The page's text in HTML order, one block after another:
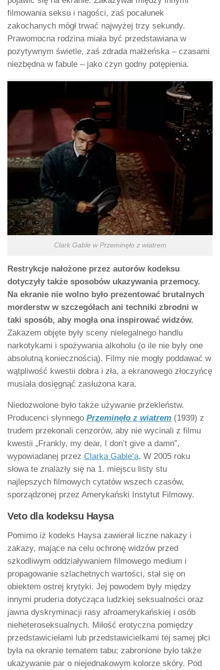
filmowania seksu i nagości, zaś pocałunek
zakochanych mógł trwać najwyżej trzy sekundy.
Prawomocna rodzina miała być przedstawiana w
pozytywnym świetle, zaś zdrada małżeńska – czasami
niezbędna w fabule – jako czyn godny potępienia.
Clark Gable w Przeminęło z wiatrem
Restrykcje nałożone przez autorów kodeksu
dotyczyły także sposobów ukazywania przemocy.
Na ekranie nie wolno było prezentować brutalnych
morderstw w szczegółach ani techniki zbrodni w
taki sposób, aby mogła ona inspirować widzów.
Zakazem objęte były sceny nielegalnego handlu
narkotykami i spożywania alkoholu (o ile nie były one
absolutną koniecznością). Filmy nie mogły poddawać w
wątpliwość kwestii dobra i zła, a ekranowego złoczyńcę
musiała dosięgnąć zasłużona kara.
Niedozwolone było także używanie przekleństw.
Producenci słynnego Przeminęło z wiatrem (1939) z
trudem przekonali cenzorów, aby nie wycinali z filmu
kwestii „Frankly, my dear, I don’t give a damn”,
wypowiadanej przez Clarka Gable’a. W 2005 roku
słowa te znalazły się na 1. miejscu listy stu
najlepszych filmowych cytatów wszech czasów,
sporządzonej przez Amerykański Instytut Filmowy.
Veto dla kodeksu Haysa
Pomimo iż kodeks Haysa zawierał liczne nakazy i
zakazy, mające na celu ochronę widzów przed
szkodliwym oddziaływaniem filmowego medium i
propagowanie szlachetnych wartości, stał się on
obiektem ostrej krytyki. Jej powodem były między
innymi pruderia dotycząca ludzkiej seksualności oraz
jawna dyskryminacji rasy afroamerykańskiej i osób
nieheteroseksualnych. Miłość erotyczna pomiędzy
przedstawicielami lub przedstawicielkami tej samej płci
była na ekranie tematem tabu; zabronione było także
ukazywanie par o niejednakowym kolorze skóry. Pod